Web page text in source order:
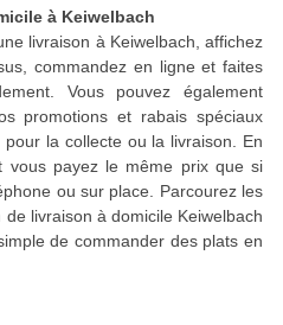
à Keiwelbach
livraison à Keiwelbach, affichez
commandez en ligne et faites
Vous pouvez également
promotions et rabais spéciaux
la collecte ou la livraison. En
vous payez le même prix que si
ou sur place. Parcourez les
livraison à domicile Keiwelbach
de commander des plats en